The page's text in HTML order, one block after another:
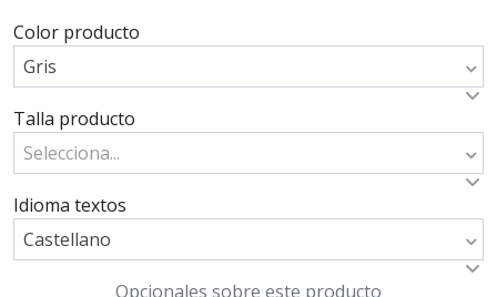
Color producto
Gris
Talla producto
Selecciona...
Idioma textos
Castellano
Opcionales sobre este producto